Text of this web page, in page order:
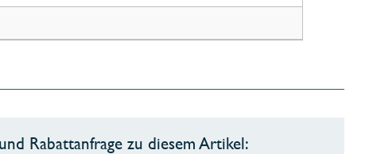
Rabattanfrage zu diesem Artikel: